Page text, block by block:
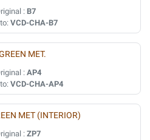
: B7
VCD-CHA-B7
MET.
: AP4
VCD-CHA-AP4
MET (INTERIOR)
: ZP7